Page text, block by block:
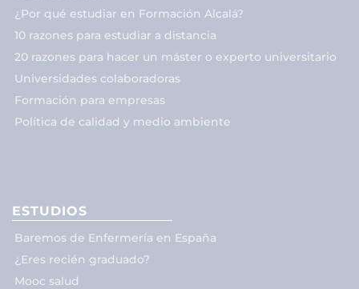
¿Por qué estudiar en Formación Alcalá?
10 razones para estudiar a distancia
20 razones para hacer un máster o experto universitario
Universidades colaboradoras
Formación para empresas
Política de calidad y medio ambiente
ESTUDIOS
Baremos de Enfermería en España
¿Eres recién graduado?
Mooc salud